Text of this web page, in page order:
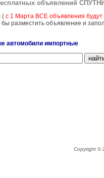
объявлений
( с 1 Марта ВСЕ объявления
разместить объявление и
автомобили импортные
Copyright